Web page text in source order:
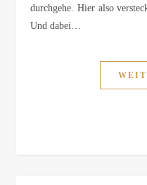
durchgehe. Hier also
Und dabei…